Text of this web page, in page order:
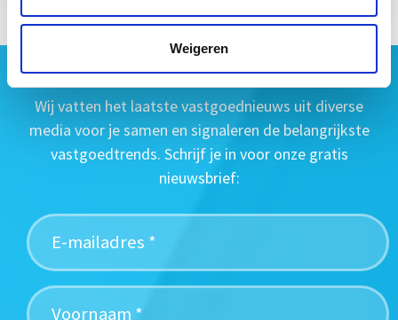
Weigeren
Geen vastgoednieuws missen?
Wij vatten het laatste vastgoednieuws uit diverse
media voor je samen en signaleren de belangrijkste
vastgoedtrends. Schrijf je in voor onze gratis
nieuwsbrief: